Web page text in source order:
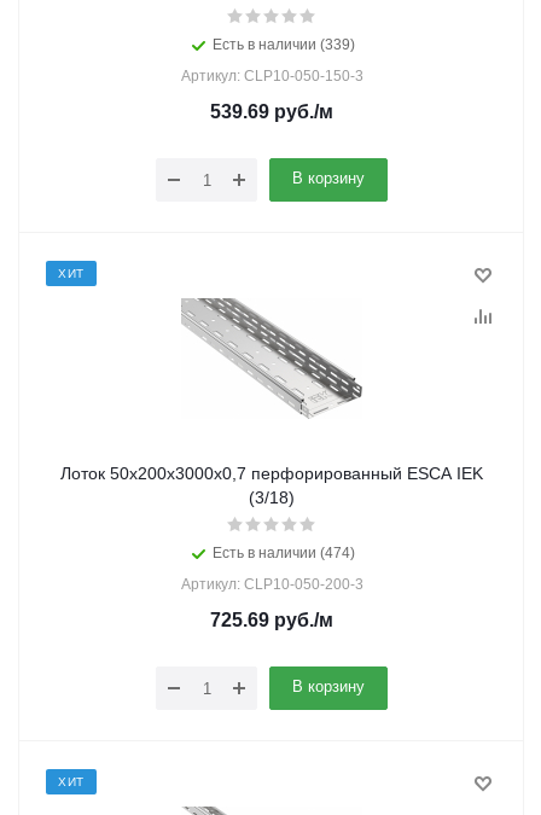
Есть в наличии (339)
Артикул: CLP10-050-150-3
539.69 руб./м
В корзину
ХИТ
Лоток 50х200х3000х0,7 перфорированный ESCA IEK
(3/18)
Есть в наличии (474)
Артикул: CLP10-050-200-3
725.69 руб./м
В корзину
ХИТ